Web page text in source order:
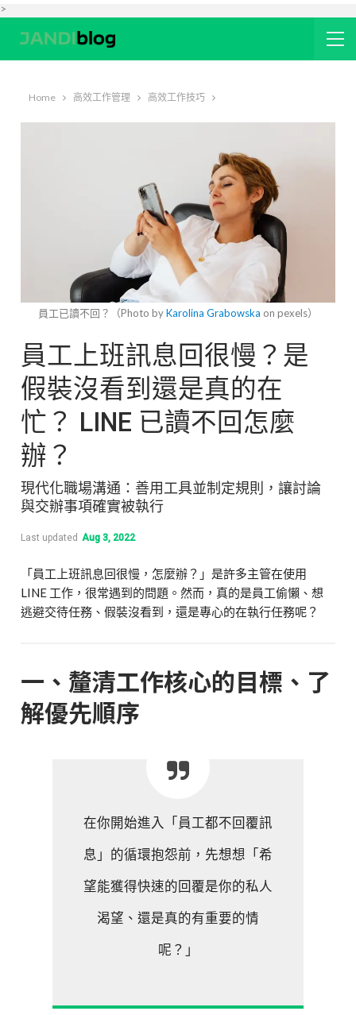
>
Home 高效工作管理 高效工作技巧
員工已讀不回？（Photo byKarolina Grabowska on pexels）
員工上班訊息回很慢？是
假裝沒看到還是真的在
忙？ LINE 已讀不回怎麼
辦？
現代化職場溝通：善用工具並制定規則，讓討論
與交辦事項確實被執行
Last updated Aug 3, 2022
「員工上班訊息回很慢，怎麼辦？」是許多主管在使用
LINE 工作，很常遇到的問題。然而，真的是員工偷懶、想
逃避交待任務、假裝沒看到，還是專心的在執行任務呢？
一、釐清工作核心的目標、了
解優先順序
在你開始進入「員工都不回覆訊
息」的循環抱怨前，先想想「希
望能獲得快速的回覆是你的私人
渴望、還是真的有重要的情
呢？」